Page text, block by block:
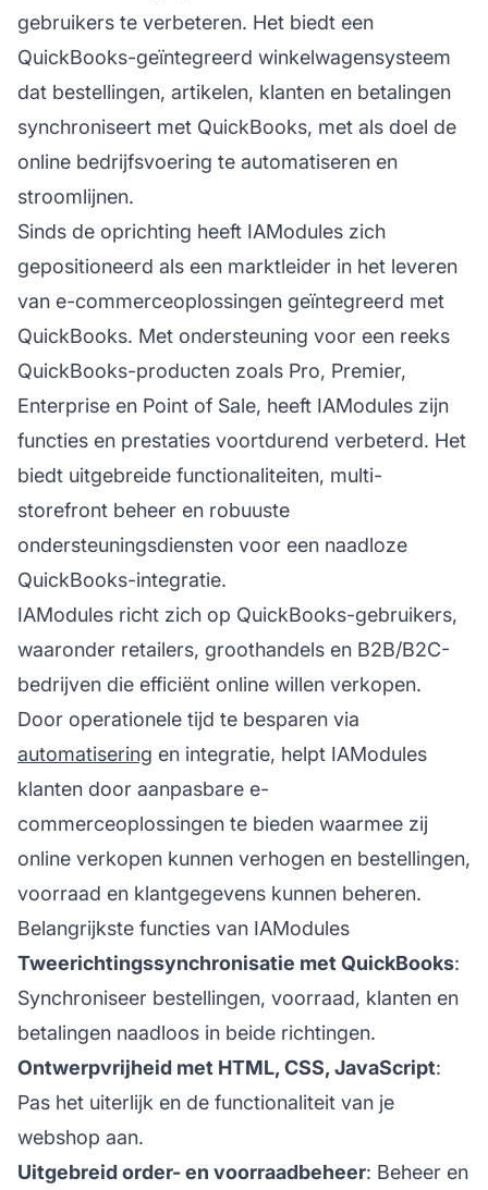
gebruikers te verbeteren. Het biedt een
QuickBooks-geïntegreerd winkelwagensysteem
dat bestellingen, artikelen, klanten en betalingen
synchroniseert met QuickBooks, met als doel de
online bedrijfsvoering te automatiseren en
stroomlijnen.
Sinds de oprichting heeft IAModules zich
gepositioneerd als een marktleider in het leveren
van e-commerceoplossingen geïntegreerd met
QuickBooks. Met ondersteuning voor een reeks
QuickBooks-producten zoals Pro, Premier,
Enterprise en Point of Sale, heeft IAModules zijn
functies en prestaties voortdurend verbeterd. Het
biedt uitgebreide functionaliteiten, multi-
storefront beheer en robuuste
ondersteuningsdiensten voor een naadloze
QuickBooks-integratie.
IAModules richt zich op QuickBooks-gebruikers,
waaronder retailers, groothandels en B2B/B2C-
bedrijven die efficiënt online willen verkopen.
Door operationele tijd te besparen via
automatisering en integratie, helpt IAModules
klanten door aanpasbare e-
commerceoplossingen te bieden waarmee zij
online verkopen kunnen verhogen en bestellingen,
voorraad en klantgegevens kunnen beheren.
Belangrijkste functies van IAModules
Tweerichtingssynchronisatie met QuickBooks:
Synchroniseer bestellingen, voorraad, klanten en
betalingen naadloos in beide richtingen.
Ontwerpvrijheid met HTML, CSS, JavaScript:
Pas het uiterlijk en de functionaliteit van je
webshop aan.
Uitgebreid order- en voorraadbeheer: Beheer en